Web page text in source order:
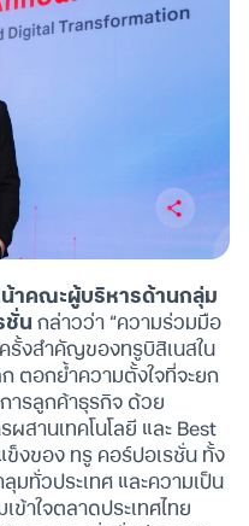
าคณะผู้บริหารด้านกลุ่ม
ชั่นกล่าวว่า “ความร่วมมือ
งสำคัญของทรูบิสิเนสใน
ตอกย้ำความตั้งใจที่จะยก
ารลูกค้าธุรกิจ ด้วย
สานเทคโนโลยี และ Best
งของ ทรู คอร์ปอเรชั่น ทั้ง
ทั่วประเทศ และความเป็น
าใจตลาดประเทศไทย